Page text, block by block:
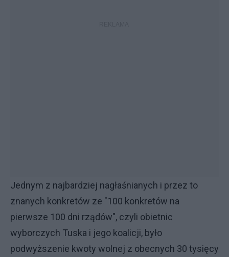
Jednym z najbardziej nagłaśnianych i przez to
znanych konkretów ze "100 konkretów na
pierwsze 100 dni rządów", czyli obietnic
wyborczych Tuska i jego koalicji, było
podwyższenie kwoty wolnej z obecnych 30 tysięcy